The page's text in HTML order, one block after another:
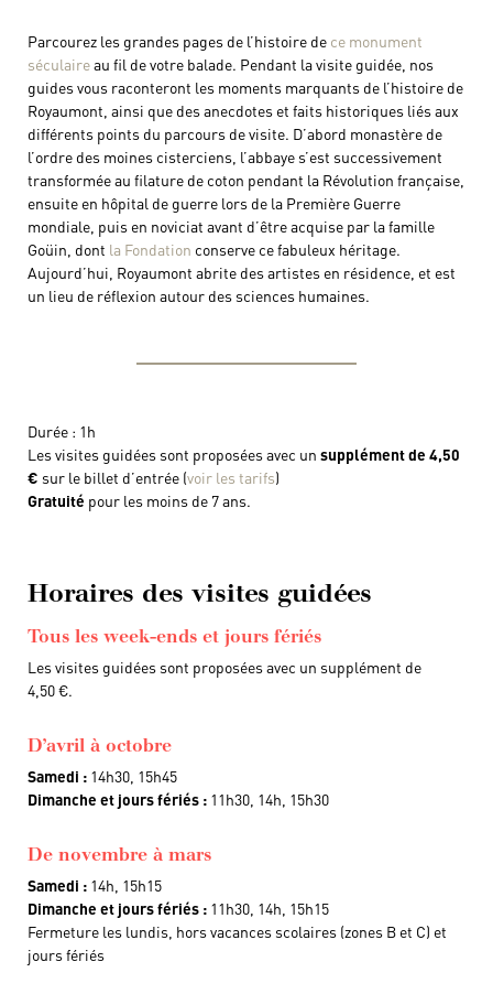
Parcourez les grandes pages de l’histoire de ce monument
séculaireau fil de votre balade. Pendant la visite guidée, nos
guides vous raconteront les moments marquants de l’histoire de
Royaumont, ainsi que des anecdotes et faits historiques liés aux
différents points du parcours de visite. D’abord monastère de
l’ordre des moines cisterciens, l’abbaye s’est successivement
transformée au filature de coton pendant la Révolution française,
ensuite en hôpital de guerre lors de la Première Guerre
mondiale, puis en noviciat avant d’être acquise par la famille
Goüin, dont la Fondation conserve ce fabuleux héritage.
Aujourd’hui, Royaumont abrite des artistes en résidence, et est
un lieu de réflexion autour des sciences humaines.
Durée : 1h
Les visites guidées sont proposées avec un supplément de 4,50
€ sur le billet d’entrée (voir les tarifs)
Gratuité pour les moins de 7 ans.
Horaires des visites guidées
Tous les week-ends et jours fériés
Les visites guidées sont proposées avec un supplément de
4,50 €.
D’avril à octobre
Samedi : 14h30, 15h45
Dimanche et jours fériés : 11h30, 14h, 15h30
De novembre à mars
Samedi : 14h, 15h15
Dimanche et jours fériés : 11h30, 14h, 15h15
Fermeture les lundis, hors vacances scolaires (zones B et C) et
jours fériés